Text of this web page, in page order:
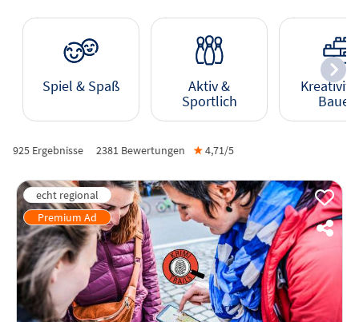
Spiel & Spaß
Aktiv &
Sportlich
Bauen
925 Ergebnisse 2381 Bewertungen ★4,71/5